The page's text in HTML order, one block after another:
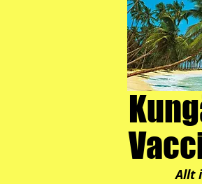
Allt